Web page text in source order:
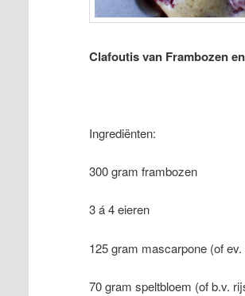
Clafoutis van Frambozen
Ingrediënten:
300 gram frambozen
3 á 4 eieren
125 gram mascarpone (of
70 gram speltbloem (of b.v.